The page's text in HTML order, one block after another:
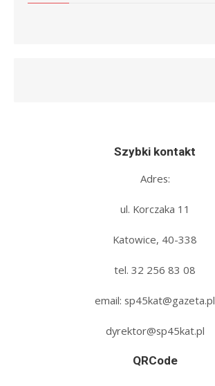
Szybki kontakt
Adres:
ul. Korczaka 11
Katowice, 40-338
tel. 32 256 83 08‬
email: sp45kat@gazeta.pl
dyrektor@sp45kat.pl
QRCode